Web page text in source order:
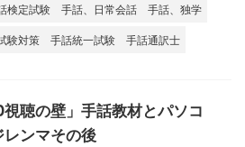
検定試験 手話、日常会話
手話、独学
験対策
手話統一試験 手話通訳士
視聴の壁」手話教材とパソコ
レンマその後